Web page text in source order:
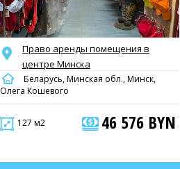
Право аренды помещения в
центре Минска
Беларусь, Минская обл., Минск,
Олега Кошевого
127 м2 46 576 BYN